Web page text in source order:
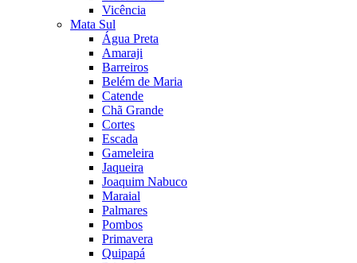
Vicência
Mata Sul
Água Preta
Amaraji
Barreiros
Belém de Maria
Catende
Chã Grande
Cortes
Escada
Gameleira
Jaqueira
Joaquim Nabuco
Maraial
Palmares
Pombos
Primavera
Quipapá